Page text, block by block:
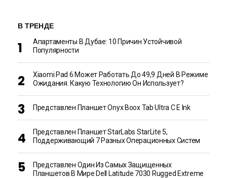
В ТРЕНДЕ
Апартаменты В Дубае: 10 Причин Устойчивой
Популярности
Xiaomi Pad 6 Может Работать До 49,9 Дней В Режиме
Ожидания. Какую Технологию Он Использует?
Представлен Планшет Onyx Boox Tab Ultra C E Ink
Представлен Планшет StarLabs StarLite 5,
Поддерживающий 7 Разных Операционных Систем
Представлен Один Из Самых Защищенных
Планшетов В Мире Dell Latitude 7030 Rugged Extreme